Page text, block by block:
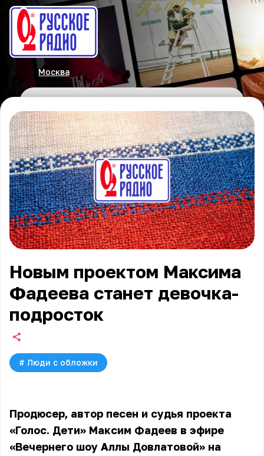
Москва
Новым проектом Максима
Фадеева станет девочка-
подросток
# Люди с обложки
Продюсер, автор песен и судья проекта
«Голос. Дети» Максим Фадеев в эфире
«Вечернего шоу Аллы Довлатовой» на